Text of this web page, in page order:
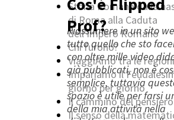
Prof?
Riassumere in un sito
tutto quello che sto
con oltre mille video
già pubblicati, non è
semplice, tuttavia
spazio è utile per farsi
della mia attività nella
Storia Romana dalla
di Roma alla Caduta
dell'Impero Romano
Chi furono?
ViaggiAmo tra le regioni
Impariamo il
giorno per giorno
Il cammino del pensiero
Il senso della